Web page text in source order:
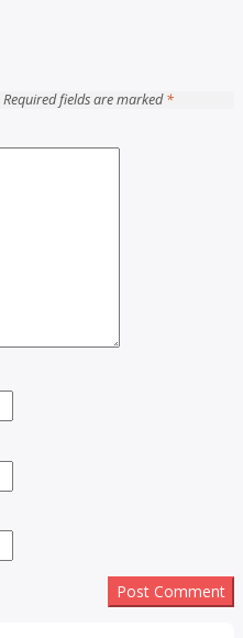
Required fields are marked*